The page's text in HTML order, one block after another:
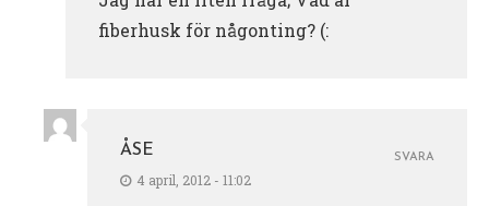
fiberhusk för någonting? (:
ÅSE
4 april, 2012 - 11:02
SVARA